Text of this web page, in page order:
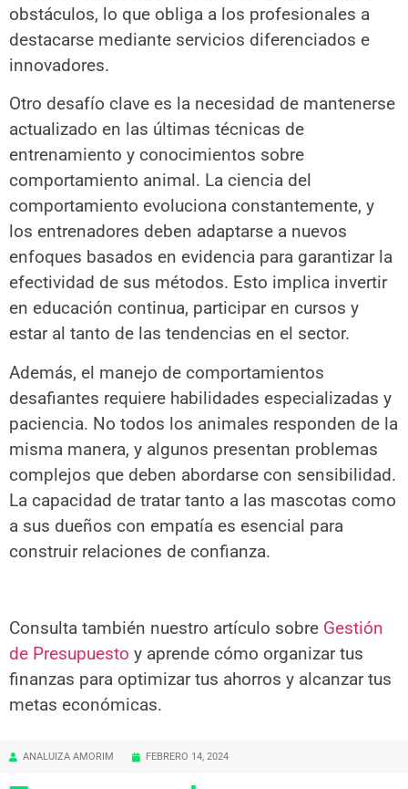
obstáculos, lo que obliga a los profesionales a
destacarse mediante servicios diferenciados e
innovadores.
Otro desafío clave es la necesidad de mantenerse
actualizado en las últimas técnicas de
entrenamiento y conocimientos sobre
comportamiento animal. La ciencia del
comportamiento evoluciona constantemente, y
los entrenadores deben adaptarse a nuevos
enfoques basados en evidencia para garantizar la
efectividad de sus métodos. Esto implica invertir
en educación continua, participar en cursos y
estar al tanto de las tendencias en el sector.
Además, el manejo de comportamientos
desafiantes requiere habilidades especializadas y
paciencia. No todos los animales responden de la
misma manera, y algunos presentan problemas
complejos que deben abordarse con sensibilidad.
La capacidad de tratar tanto a las mascotas como
a sus dueños con empatía es esencial para
construir relaciones de confianza.
Consulta también nuestro artículo sobre Gestión
de Presupuesto y aprende cómo organizar tus
finanzas para optimizar tus ahorros y alcanzar tus
metas económicas.
ANALUIZA AMORIM FEBRERO 14, 2024